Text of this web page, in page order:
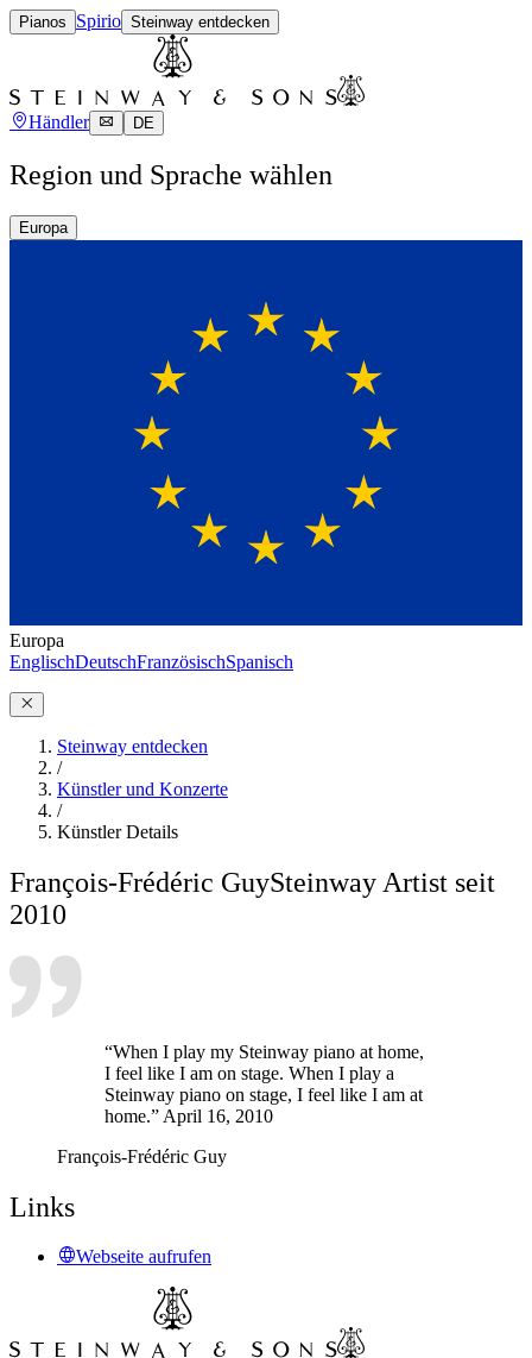
Pianos Spirio Steinway entdecken
Händler DE
Region und Sprache wählen
Europa
Europa
EnglischDeutschFranzösischSpanisch
Steinway entdecken
/
Künstler und Konzerte
/
Künstler Details
François-Frédéric GuySteinway Artist seit
2010
“When I play my Steinway piano at home,
I feel like I am on stage. When I play a
Steinway piano on stage, I feel like I am at
home.” April 16, 2010
François-Frédéric Guy
Links
Webseite aufrufen